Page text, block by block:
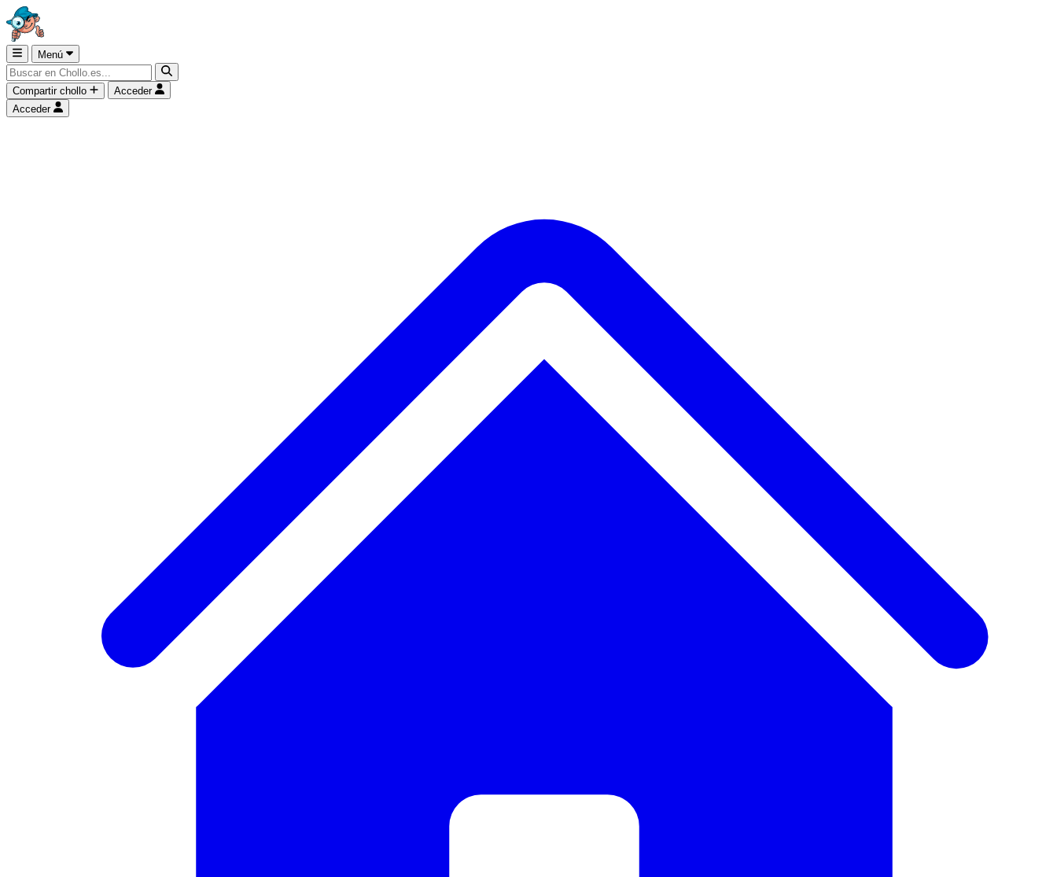
Menú
Compartir chollo
Acceder
Acceder